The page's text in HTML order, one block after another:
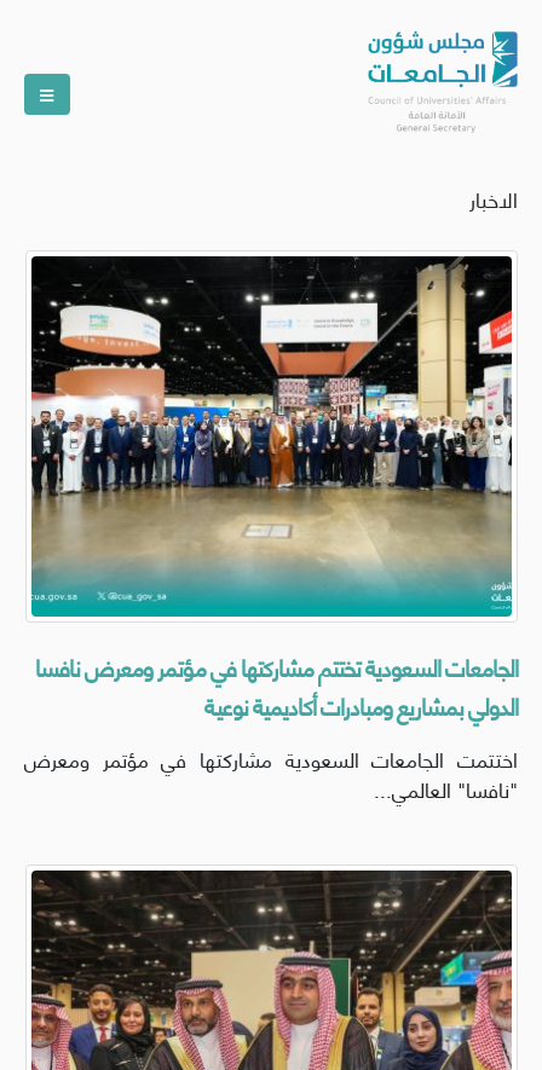
الاخبار
الجامعات السعودية تختتم مشاركتها في مؤتمر ومعرض نافسا
الدولي بمشاريع ومبادرات أكاديمية نوعية
اختتمت الجامعات السعودية مشاركتها في مؤتمر ومعرض
"نافسا" العالمي...